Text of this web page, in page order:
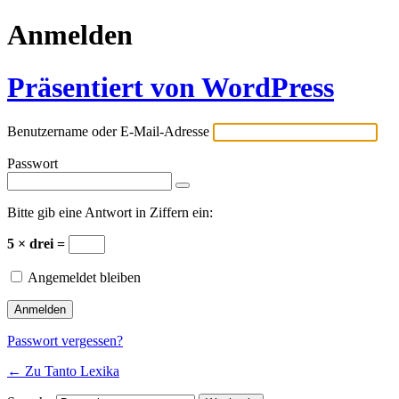
Anmelden
Präsentiert von WordPress
Benutzername oder E-Mail-Adresse
Passwort
Bitte gib eine Antwort in Ziffern ein:
5 × drei =
Angemeldet bleiben
Passwort vergessen?
← Zu Tanto Lexika